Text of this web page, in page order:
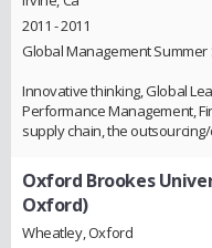
2011 - 2011
Global Management Summer
Innovative thinking, Global
Performance Management,
supply chain, the
Oxford Brookes
Oxford)
Wheatley, Oxford